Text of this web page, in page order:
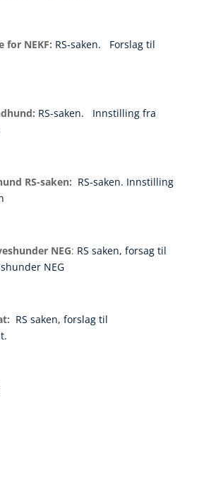
for NEKF: RS-saken.
Forslag til
RS-saken.
Innstilling fra
RS-saken: RS-saken. Innstilling
NEG: RS saken, forsag til
NEG
RS saken, forslag til